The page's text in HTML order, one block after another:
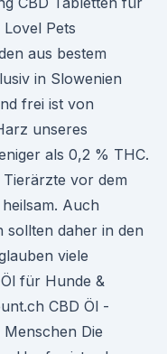
Pets
aus bestem
in Slowenien
frei ist von
unseres
als 0,2 % THC.
vor dem
Auch
sollten daher in den
viele
für Hunde &
CBD Öl -
Die